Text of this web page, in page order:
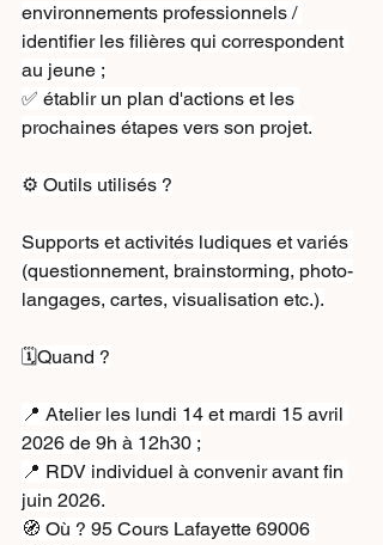
environnements professionnels /
identifier les filières qui correspondent
au jeune ;
✅ établir un plan d'actions et les
prochaines étapes vers son projet.
⚙️ Outils utilisés ?
Supports et activités ludiques et variés
(questionnement, brainstorming, photo-
langages, cartes, visualisation etc.).
🗓️Quand ?
📍 Atelier les lundi 14 et mardi 15 avril
2026 de 9h à 12h30 ;
📍 RDV individuel à convenir avant fin
juin 2026.
🧭 Où ? 95 Cours Lafayette 69006